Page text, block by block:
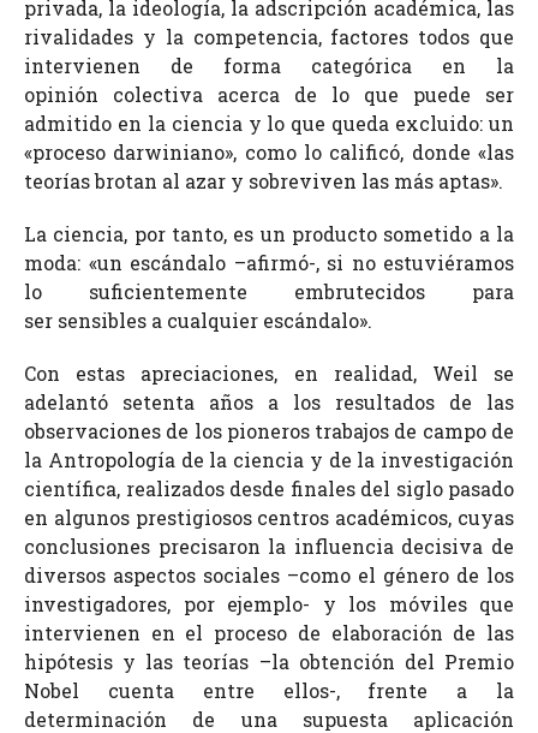
privada, la ideología, la adscripción académica, las
rivalidades y la competencia, factores todos que
intervienen de forma categórica en la
opinión colectiva acerca de lo que puede ser
admitido en la ciencia y lo que queda excluido: un
«proceso darwiniano», como lo calificó, donde «las
teorías brotan al azar y sobreviven las más aptas».
La ciencia, por tanto, es un producto sometido a la
moda: «un escándalo –afirmó-, si no estuviéramos
lo suficientemente embrutecidos para
ser sensibles a cualquier escándalo».
Con estas apreciaciones, en realidad, Weil se
adelantó setenta años a los resultados de las
observaciones de los pioneros trabajos de campo de
la Antropología de la ciencia y de la investigación
científica, realizados desde finales del siglo pasado
en algunos prestigiosos centros académicos, cuyas
conclusiones precisaron la influencia decisiva de
diversos aspectos sociales –como el género de los
investigadores, por ejemplo- y los móviles que
intervienen en el proceso de elaboración de las
hipótesis y las teorías –la obtención del Premio
Nobel cuenta entre ellos-, frente a la
determinación de una supuesta aplicación